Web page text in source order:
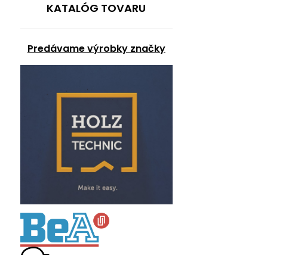
KATALÓG TOVARU
Predávame výrobky značky